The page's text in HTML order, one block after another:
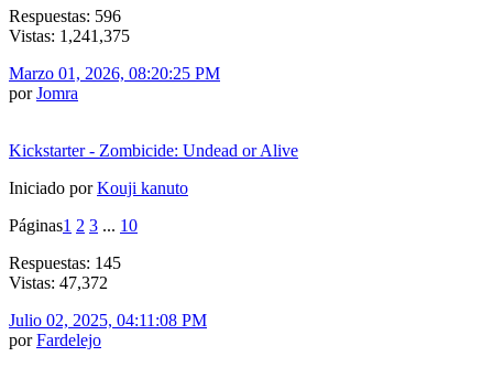
Respuestas: 596
Vistas: 1,241,375
Marzo 01, 2026, 08:20:25 PM
porJomra
Kickstarter - Zombicide: Undead or Alive
Iniciado porKouji kanuto
Páginas1 2 3 ... 10
Respuestas: 145
Vistas: 47,372
Julio 02, 2025, 04:11:08 PM
porFardelejo